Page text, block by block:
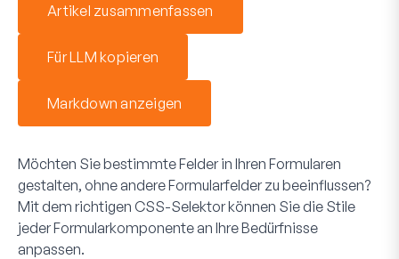
Artikel zusammenfassen
Für LLM kopieren
Markdown anzeigen
Möchten Sie bestimmte Felder in Ihren Formularen
gestalten, ohne andere Formularfelder zu beeinflussen?
Mit dem richtigen CSS-Selektor können Sie die Stile
jeder Formularkomponente an Ihre Bedürfnisse
anpassen.